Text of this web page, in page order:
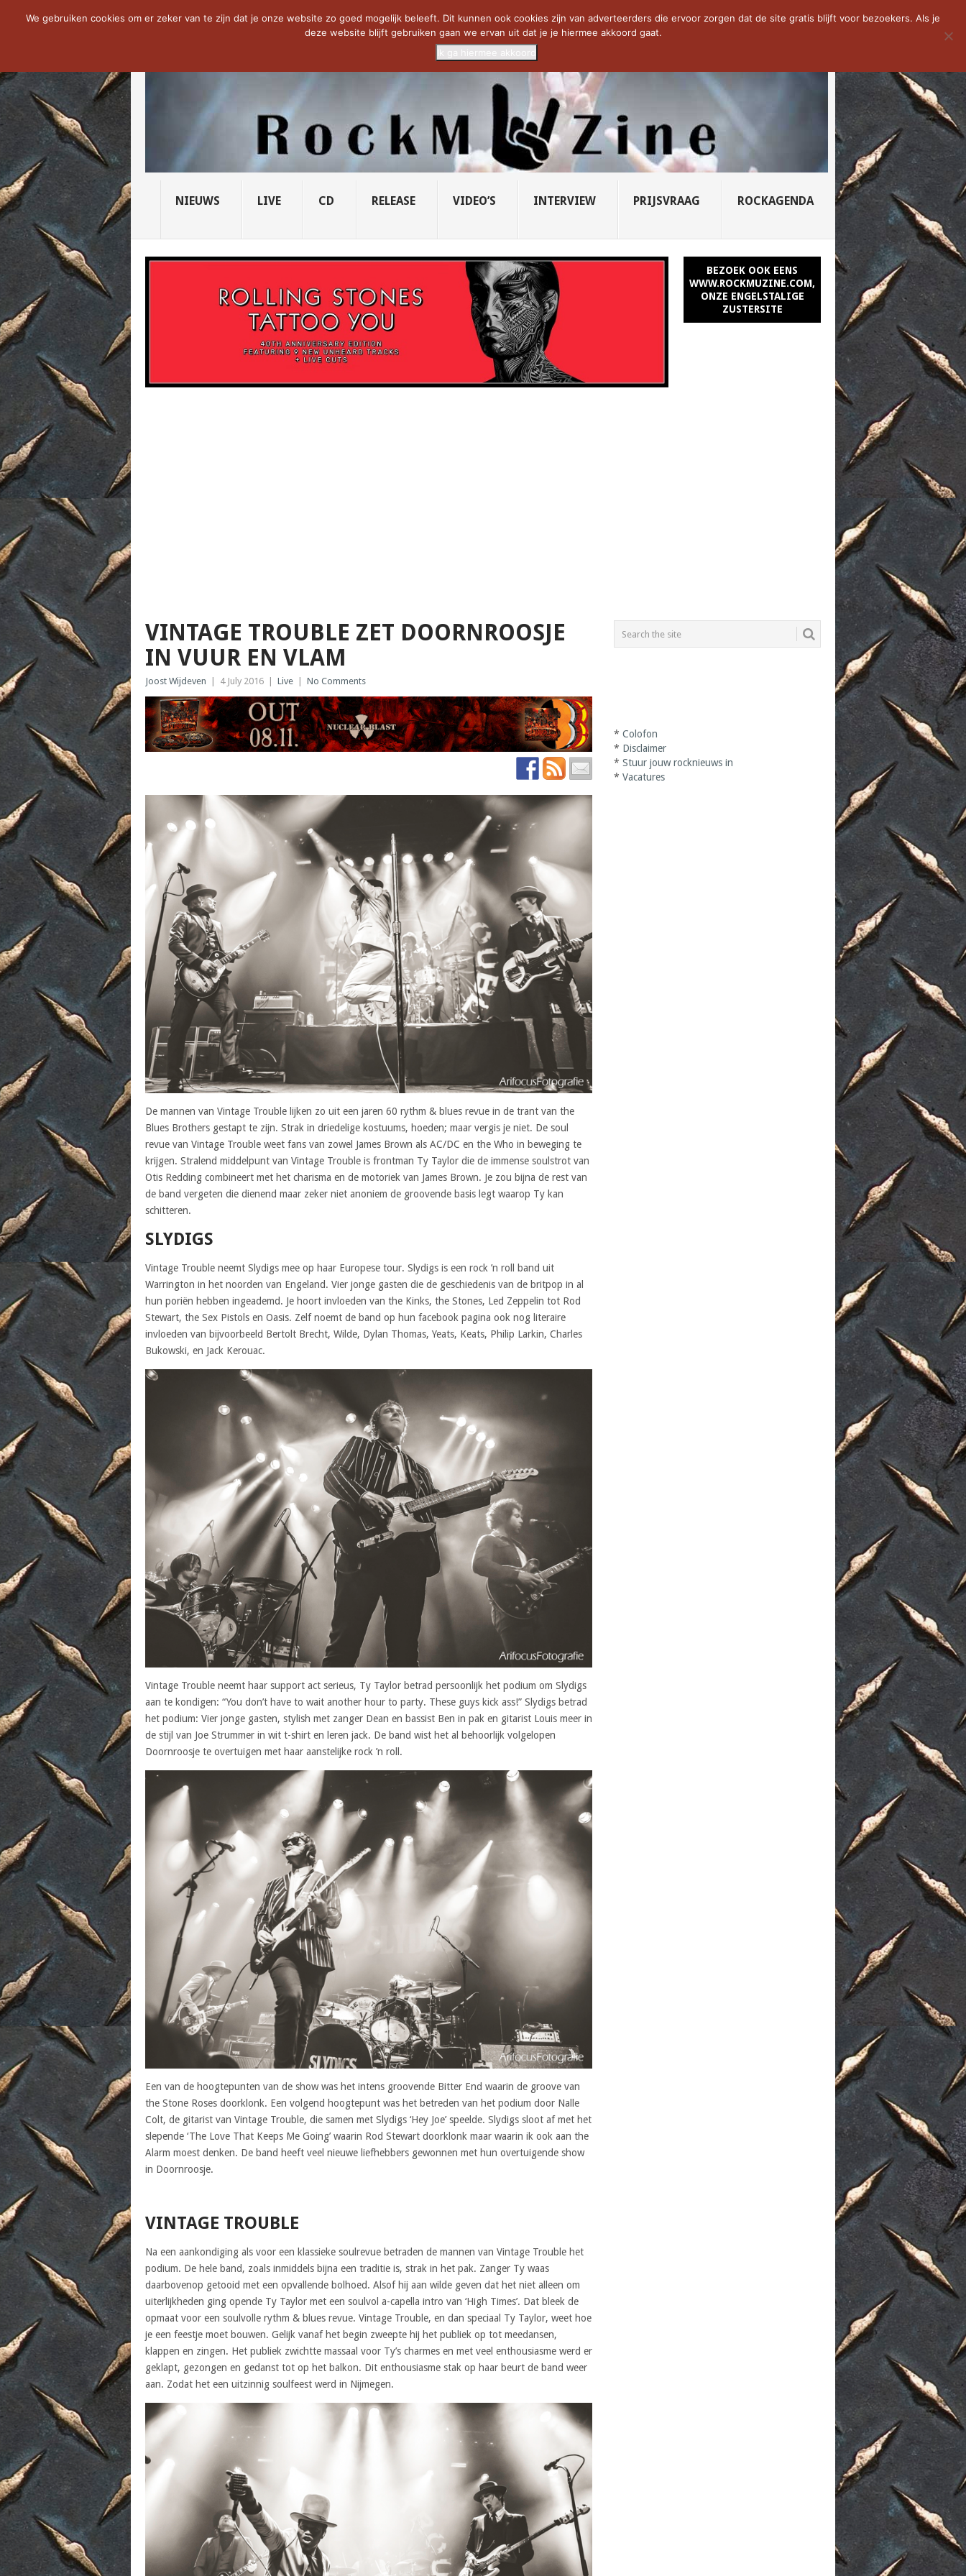
NOW TRENDING: THE VICIOUS HEAD SOCIETY... PRIDE OF LIONS – U... SAVATAGE KOMT TERUG IN 0... CD VAN DE WEEK: SLEEPING...
NIEUWS LIVE CD RELEASE VIDEO’S INTERVIEW PRIJSVRAAG ROCKAGENDA
BEZOEK OOK EENS
WWW.ROCKMUZINE.COM,
ONZE ENGELSTALIGE
ZUSTERSITE
VINTAGE TROUBLE ZET DOORNROOSJE
IN VUUR EN VLAM
Joost Wijdeven 4 July 2016 Live No Comments
De mannen van Vintage Trouble lijken zo uit een jaren 60 rythm & blues revue in de trant van the
Blues Brothers gestapt te zijn. Strak in driedelige kostuums, hoeden; maar vergis je niet. De soul
revue van Vintage Trouble weet fans van zowel James Brown als AC/DC en the Who in beweging te
krijgen. Stralend middelpunt van Vintage Trouble is frontman Ty Taylor die de immense soulstrot van
Otis Redding combineert met het charisma en de motoriek van James Brown. Je zou bijna de rest van
de band vergeten die dienend maar zeker niet anoniem de groovende basis legt waarop Ty kan
schitteren.
SLYDIGS
Vintage Trouble neemt Slydigs mee op haar Europese tour. Slydigs is een rock ’n roll band uit
Warrington in het noorden van Engeland. Vier jonge gasten die de geschiedenis van de britpop in al
hun poriën hebben ingeademd. Je hoort invloeden van the Kinks, the Stones, Led Zeppelin tot Rod
Stewart, the Sex Pistols en Oasis. Zelf noemt de band op hun facebook pagina ook nog literaire
invloeden van bijvoorbeeld Bertolt Brecht, Wilde, Dylan Thomas, Yeats, Keats, Philip Larkin, Charles
Bukowski, en Jack Kerouac.
Vintage Trouble neemt haar support act serieus, Ty Taylor betrad persoonlijk het podium om Slydigs
aan te kondigen: “You don’t have to wait another hour to party. These guys kick ass!” Slydigs betrad
het podium: Vier jonge gasten, stylish met zanger Dean en bassist Ben in pak en gitarist Louis meer in
de stijl van Joe Strummer in wit t-shirt en leren jack. De band wist het al behoorlijk volgelopen
Doornroosje te overtuigen met haar aanstelijke rock ’n roll.
Een van de hoogtepunten van de show was het intens groovende Bitter End waarin de groove van
the Stone Roses doorklonk. Een volgend hoogtepunt was het betreden van het podium door Nalle
Colt, de gitarist van Vintage Trouble, die samen met Slydigs ‘Hey Joe’ speelde. Slydigs sloot af met het
slepende ‘The Love That Keeps Me Going’ waarin Rod Stewart doorklonk maar waarin ik ook aan the
Alarm moest denken. De band heeft veel nieuwe liefhebbers gewonnen met hun overtuigende show
in Doornroosje.
VINTAGE TROUBLE
Na een aankondiging als voor een klassieke soulrevue betraden de mannen van Vintage Trouble het
podium. De hele band, zoals inmiddels bijna een traditie is, strak in het pak. Zanger Ty waas
daarbovenop getooid met een opvallende bolhoed. Alsof hij aan wilde geven dat het niet alleen om
uiterlijkheden ging opende Ty Taylor met een soulvol a-capella intro van ‘High Times’. Dat bleek de
opmaat voor een soulvolle rythm & blues revue. Vintage Trouble, en dan speciaal Ty Taylor, weet hoe
je een feestje moet bouwen. Gelijk vanaf het begin zweepte hij het publiek op tot meedansen,
klappen en zingen. Het publiek zwichtte massaal voor Ty’s charmes en met veel enthousiasme werd er
geklapt, gezongen en gedanst tot op het balkon. Dit enthousiasme stak op haar beurt de band weer
aan. Zodat het een uitzinnig soulfeest werd in Nijmegen.
*Colofon
* Disclaimer
*Stuur jouw rocknieuws in
*Vacatures
We gebruiken cookies om er zeker van te zijn dat je onze website zo goed mogelijk beleeft. Dit kunnen ook cookies zijn van adverteerders die ervoor zorgen dat de site gratis blijft voor bezoekers. Als je
deze website blijft gebruiken gaan we ervan uit dat je je hiermee akkoord gaat.
Ik ga hiermee akkoord